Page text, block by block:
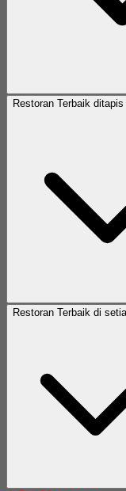
Restoran Terbaik
Restoran Terbaik di